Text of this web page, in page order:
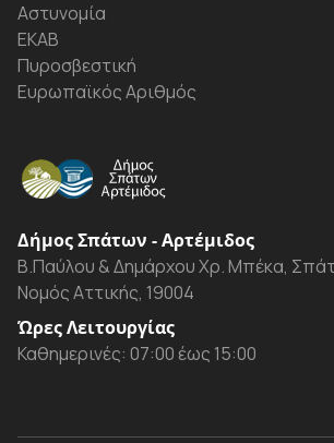
Αστυνομία
ΕΚΑΒ
Πυροσβεστική
Ευρωπαϊκός Αριθμός
Δήμος Σπάτων - Αρτέμιδος
Β.Παύλου & Δημάρχου Χρ. Μπέκα,
Νομός Αττικής, 19004
Ώρες Λειτουργίας
Καθημερινές: 07:00 έως 15:00